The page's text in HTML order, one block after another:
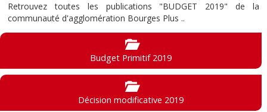
Retrouvez toutes les publications "BUDGET 2019" de la
communauté d'agglomération Bourges Plus ..
Budget Primitif 2019
Décision modificative 2019